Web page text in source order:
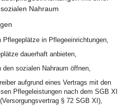
Nahraum
Pflegeplätze in Pflegeeinrichtungen,
dauerhaft anbieten,
den sozialen Nahraum öffnen,
aufgrund eines Vertrags mit den
Pflegeleistungen nach dem SGB XI
§ 72 SGB XI),